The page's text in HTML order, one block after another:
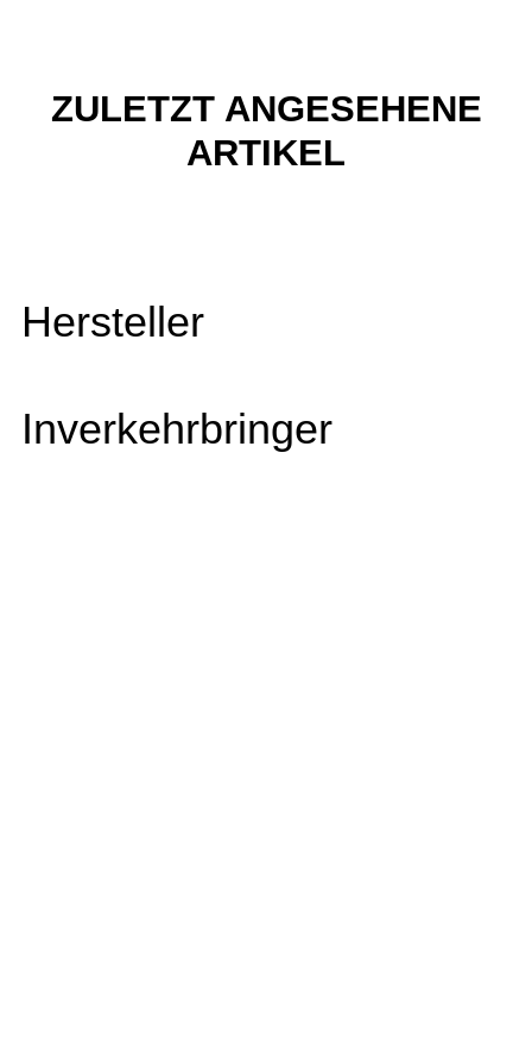
ZULETZT ANGESEHENE
ARTIKEL
Hersteller
Inverkehrbringer